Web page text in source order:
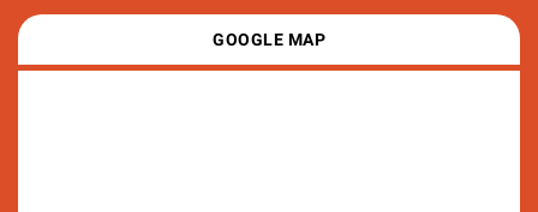
GOOGLE MAP